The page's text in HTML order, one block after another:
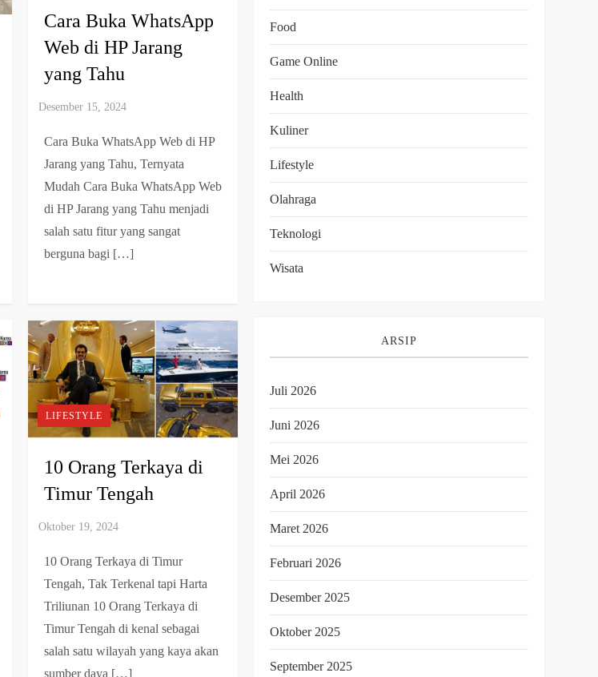
Cara Buka WhatsApp
Web di HP Jarang
yang Tahu
Cara Buka WhatsApp Web di HP
Jarang yang Tahu, Ternyata
Mudah Cara Buka WhatsApp Web
di HP Jarang yang Tahu menjadi
salah satu fitur yang sangat
berguna bagi […]
LIFESTYLE
10 Orang Terkaya di
Timur Tengah
10 Orang Terkaya di Timur
Tengah, Tak Terkenal tapi Harta
Triliunan 10 Orang Terkaya di
Timur Tengah di kenal sebagai
salah satu wilayah yang kaya akan
sumber daya […]
Food
Game Online
Health
Kuliner
Lifestyle
Olahraga
Teknologi
Wisata
ARSIP
Juli 2026
Juni 2026
Mei 2026
April 2026
Maret 2026
Februari 2026
Desember 2025
Oktober 2025
September 2025